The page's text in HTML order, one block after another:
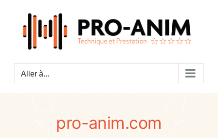
contenu
Aller à...
pro-anim.com